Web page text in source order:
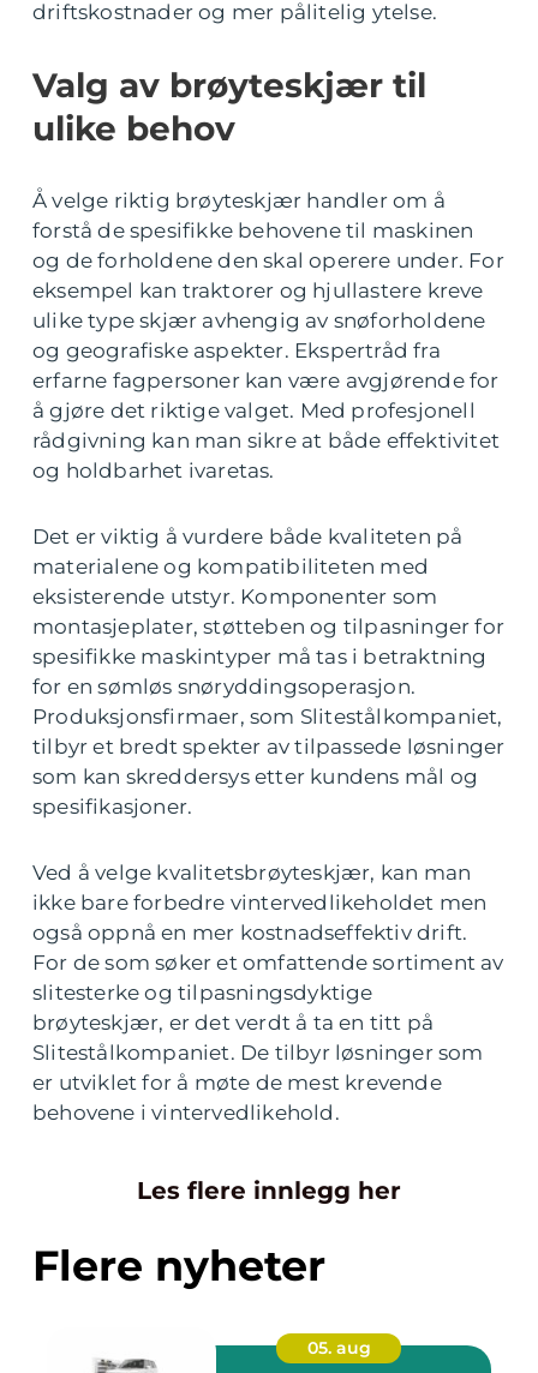
driftskostnader og mer pålitelig ytelse.
Valg av brøyteskjær til
ulike behov
Å velge riktig brøyteskjær handler om å
forstå de spesifikke behovene til maskinen
og de forholdene den skal operere under. For
eksempel kan traktorer og hjullastere kreve
ulike type skjær avhengig av snøforholdene
og geografiske aspekter. Ekspertråd fra
erfarne fagpersoner kan være avgjørende for
å gjøre det riktige valget. Med profesjonell
rådgivning kan man sikre at både effektivitet
og holdbarhet ivaretas.
Det er viktig å vurdere både kvaliteten på
materialene og kompatibiliteten med
eksisterende utstyr. Komponenter som
montasjeplater, støtteben og tilpasninger for
spesifikke maskintyper må tas i betraktning
for en sømløs snøryddingsoperasjon.
Produksjonsfirmaer, som Slitestålkompaniet,
tilbyr et bredt spekter av tilpassede løsninger
som kan skreddersys etter kundens mål og
spesifikasjoner.
Ved å velge kvalitetsbrøyteskjær, kan man
ikke bare forbedre vintervedlikeholdet men
også oppnå en mer kostnadseffektiv drift.
For de som søker et omfattende sortiment av
slitesterke og tilpasningsdyktige
brøyteskjær, er det verdt å ta en titt på
Slitestålkompaniet. De tilbyr løsninger som
er utviklet for å møte de mest krevende
behovene i vintervedlikehold.
Les flere innlegg her
Flere nyheter
05. aug